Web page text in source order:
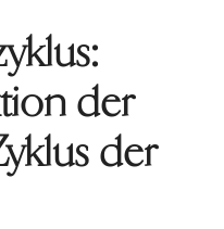
der
der